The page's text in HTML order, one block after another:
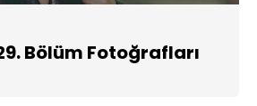
Bölüm Fotoğrafları